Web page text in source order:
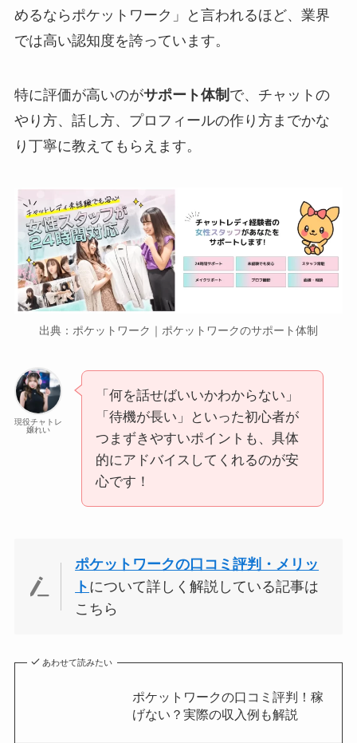
めるならポケットワーク」と言われるほど、業界
では高い認知度を誇っています。
特に評価が高いのがサポート体制 で、チャットの
やり方、話し方、プロフィールの作り方までかな
り丁寧に教えてもらえます。
出典：ポケットワーク｜ポケットワークのサポート体制
現役チャトレ
嬢れい
「何を話せばいいかわからない」
「待機が長い」といった初心者が
つまずきやすいポイントも、具体
的にアドバイスしてくれるのが安
心です！
ポケットワークの口コミ評判・メリッ
ト について詳しく解説している記事は
こちら
あわせて読みたい
ポケットワークの口コミ評判！稼
げない？実際の収入例も解説